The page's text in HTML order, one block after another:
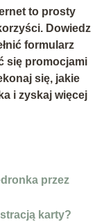
to prosty
Dowiedz
formularz
się promocjami
się, jakie
i zyskaj więcej
przez
karty?